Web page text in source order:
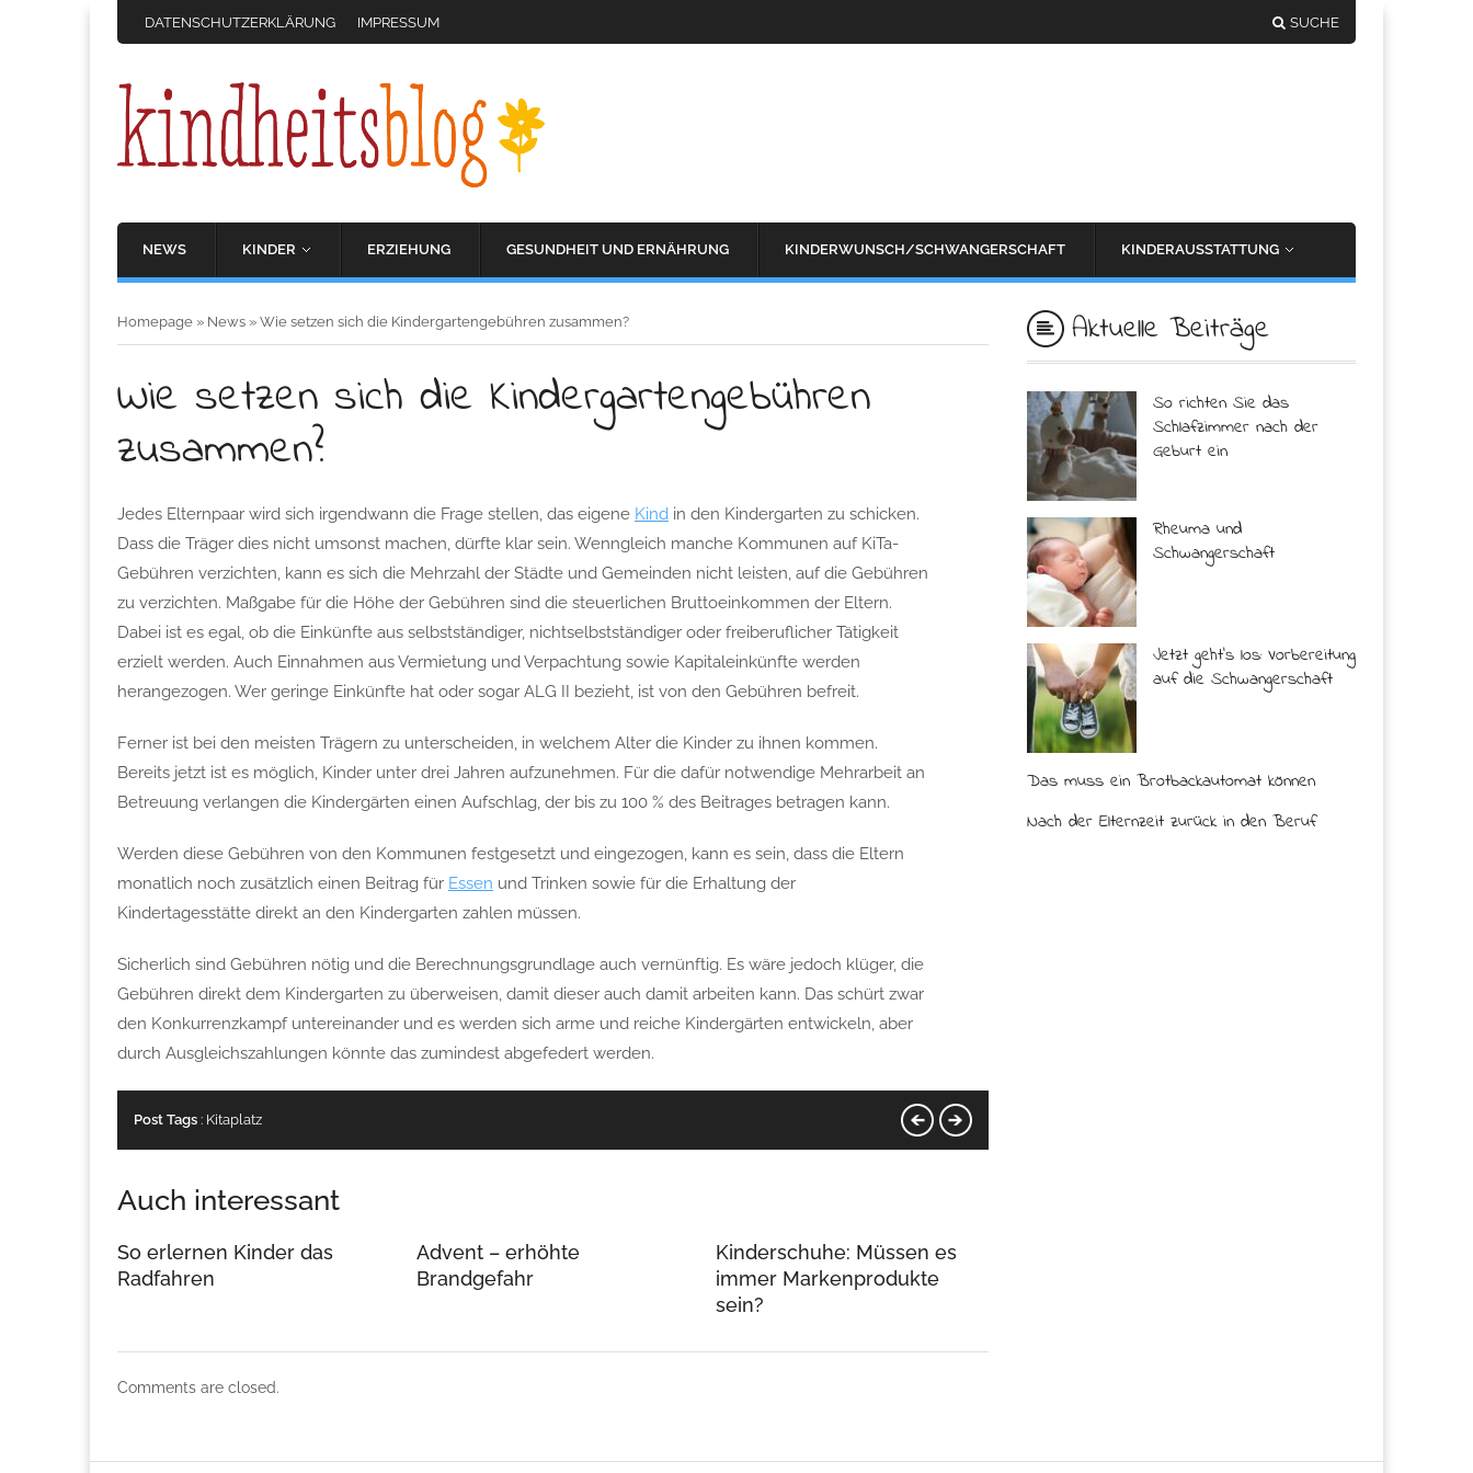
DATENSCHUTZERKLÄRUNG IMPRESSUM SUCHE
NEWS KINDER ERZIEHUNG GESUNDHEIT UND ERNÄHRUNG KINDERWUNSCH/SCHWANGERSCHAFT KINDERAUSSTATTUNG
Homepage » News » Wie setzen sich die Kindergartengebühren zusammen?
Wie setzen sich die Kindergartengebühren
zusammen?
Jedes Elternpaar wird sich irgendwann die Frage stellen, das eigene Kind in den Kindergarten zu schicken.
Dass die Träger dies nicht umsonst machen, dürfte klar sein. Wenngleich manche Kommunen auf KiTa-
Gebühren verzichten, kann es sich die Mehrzahl der Städte und Gemeinden nicht leisten, auf die Gebühren
zu verzichten. Maßgabe für die Höhe der Gebühren sind die steuerlichen Bruttoeinkommen der Eltern.
Dabei ist es egal, ob die Einkünfte aus selbstständiger, nichtselbstständiger oder freiberuflicher Tätigkeit
erzielt werden. Auch Einnahmen aus Vermietung und Verpachtung sowie Kapitaleinkünfte werden
herangezogen. Wer geringe Einkünfte hat oder sogar ALG II bezieht, ist von den Gebühren befreit.
Ferner ist bei den meisten Trägern zu unterscheiden, in welchem Alter die Kinder zu ihnen kommen.
Bereits jetzt ist es möglich, Kinder unter drei Jahren aufzunehmen. Für die dafür notwendige Mehrarbeit an
Betreuung verlangen die Kindergärten einen Aufschlag, der bis zu 100 % des Beitrages betragen kann.
Werden diese Gebühren von den Kommunen festgesetzt und eingezogen, kann es sein, dass die Eltern
monatlich noch zusätzlich einen Beitrag für Essen und Trinken sowie für die Erhaltung der
Kindertagesstätte direkt an den Kindergarten zahlen müssen.
Sicherlich sind Gebühren nötig und die Berechnungsgrundlage auch vernünftig. Es wäre jedoch klüger, die
Gebühren direkt dem Kindergarten zu überweisen, damit dieser auch damit arbeiten kann. Das schürt zwar
den Konkurrenzkampf untereinander und es werden sich arme und reiche Kindergärten entwickeln, aber
durch Ausgleichszahlungen könnte das zumindest abgefedert werden.
Post Tags : Kitaplatz
Auch interessant
So erlernen Kinder das
Radfahren
Advent – erhöhte
Brandgefahr
Kinderschuhe: Müssen es
immer Markenprodukte
sein?
Comments are closed.
Aktuelle Beiträge
So richten Sie das
Schlafzimmer nach der
Geburt ein
Rheuma und
Schwangerschaft
Jetzt geht’s los: Vorbereitung
auf die Schwangerschaft
Das muss ein Brotbackautomat können
Nach der Elternzeit zurück in den Beruf